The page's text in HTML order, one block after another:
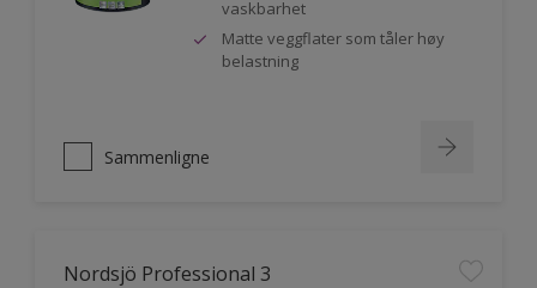
vaskbarhet
Matte veggflater som tåler høy
belastning
Sammenligne
Nordsjö Professional 3